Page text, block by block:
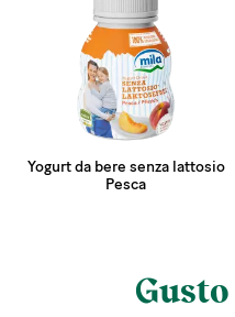
Yogurt da bere senza lattosio
Pesca